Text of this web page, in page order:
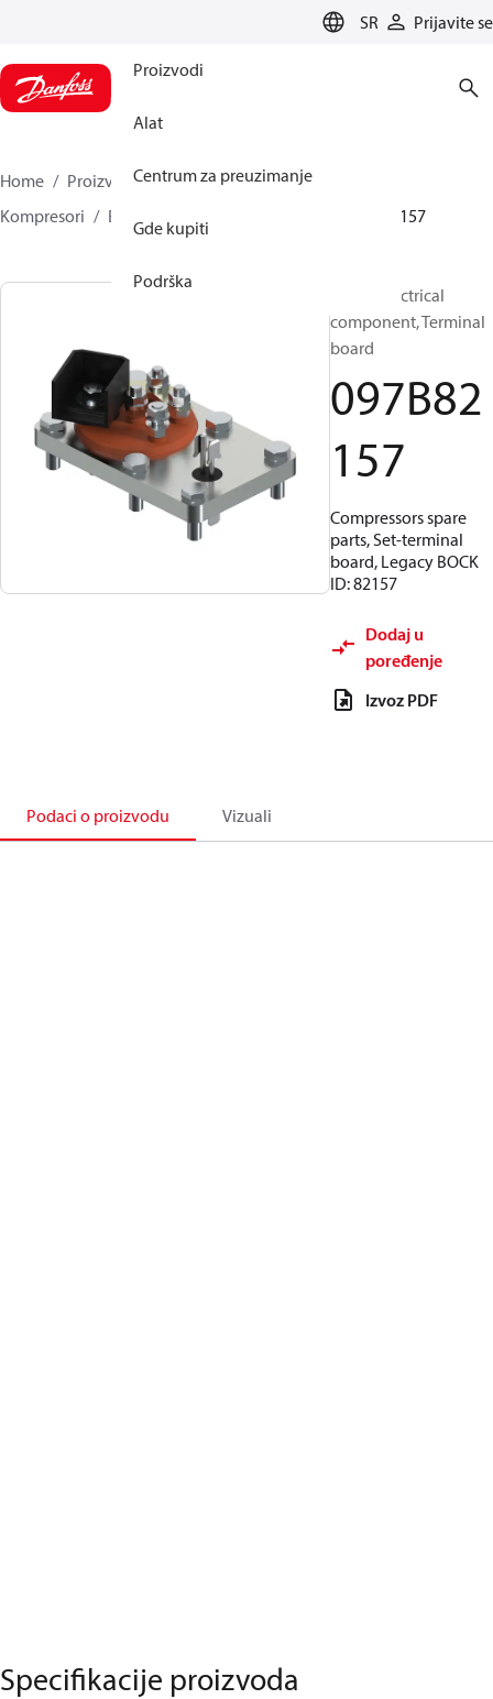
SR Prijavite se
Proizvodi
Alat
Centrum za preuzimanje
Gde kupiti
Podrška
Home Proizvodi
Climate Solutions za grejanje
Kompresori
BOCK Rezervni delovi i pribor 097B82157
BOCK, Electrical
component, Terminal
board
097B82
157
Compressors spare
parts, Set-terminal
board, Legacy BOCK
ID: 82157
Dodaj u
poređenje
Izvoz PDF
Podaci o proizvodu Vizuali
Specifikacije proizvoda